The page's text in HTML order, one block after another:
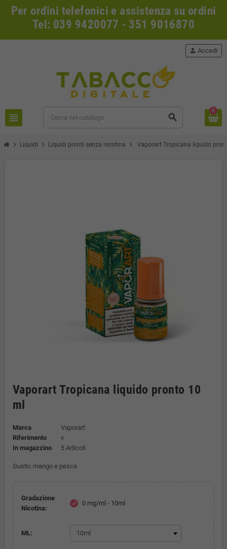
Per ordini telefonici e assistenza su ordini
Tel: 039 9420077 - 351 9016870
view_headline search
person Accedi
0
chevron_right Liquidi chevron_right Liquidi pronti senza nicotina chevron_right Vaporart Tropicana liquido
Vaporart Tropicana liquido pronto 10
ml
Marca
Vaporart
Riferimento
v
In magazzino
5 Articoli
Gusto: mango e pesca
Gradazione
Nicotina:
check 0 mg/ml - 10ml
ML: